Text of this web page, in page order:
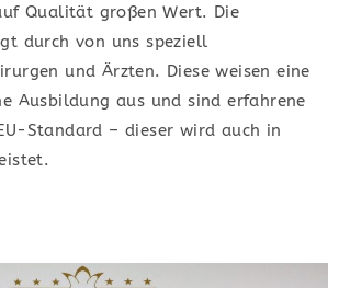
Qualität großen Wert. Die
durch von uns speziell
und Ärzten. Diese weisen eine
Ausbildung aus und sind erfahrene
Standard – dieser wird auch in